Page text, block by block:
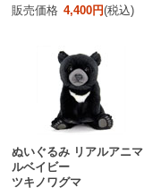
販売価格 4,400円(税込)
ぬいぐるみ リアルアニマ
ルベイビー
ツキノワグマ